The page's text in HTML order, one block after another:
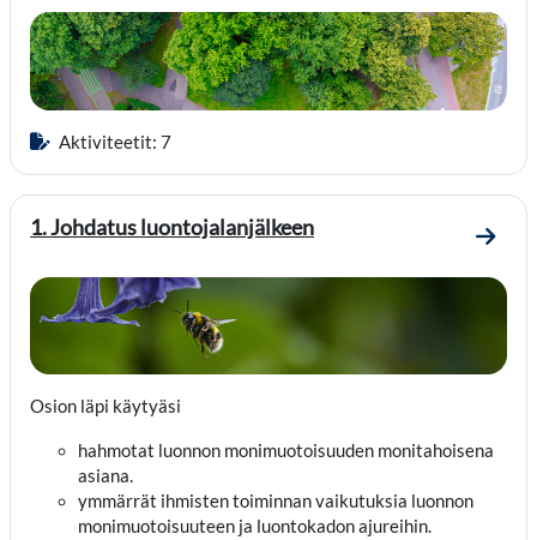
Aktiviteetit: 7
1. Johdatus luontojalanjälkeen
Mene
Osion läpi käytyäsi
hahmotat luonnon monimuotoisuuden monitahoisena
asiana.
ymmärrät ihmisten toiminnan vaikutuksia luonnon
monimuotoisuuteen ja luontokadon ajureihin.